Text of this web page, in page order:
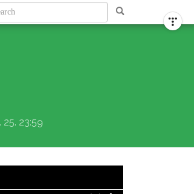
25. 23:59
티스토리툴바